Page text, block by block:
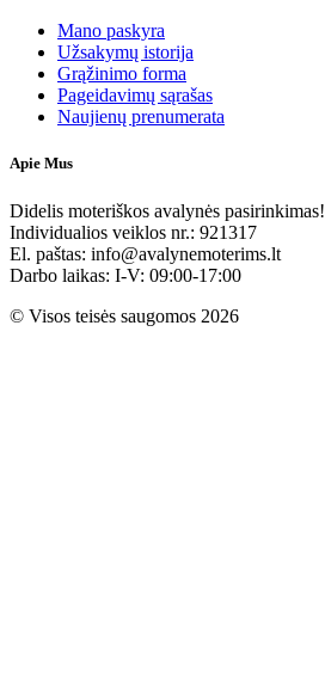
Mano paskyra
Užsakymų istorija
Grąžinimo forma
Pageidavimų sąrašas
Naujienų prenumerata
Apie Mus
Didelis moteriškos avalynės pasirinkimas!
Individualios veiklos nr.: 921317
El. paštas: info@avalynemoterims.lt
Darbo laikas: I-V: 09:00-17:00
© Visos teisės saugomos 2026